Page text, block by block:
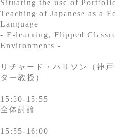
Situating the use of
Teaching of Japanese as a
Language
- E-learning, Flipped
Environments -
リチャード・ハリソン（神
ター教授）
15:30‐15:55
全体討論
15:55‐16:00